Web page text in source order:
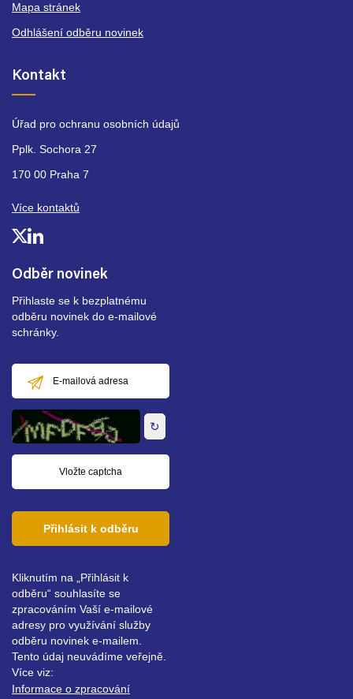
Odběr novinek
Přihlaste se k bezplatnému
odběru novinek do e-mailové
schránky.
mailová
adresa
↻
Přihlásit k odběru
Kliknutím na „Přihlásit k
odběru“ souhlasíte se
zpracováním Vaší e-mailové
adresy pro využívání služby
odběru novinek e-mailem.
Tento údaj neuvádíme veřejně.
Více viz:
Informace o zpracování
Mapa stránek
Odhlášení odběru novinek
Kontakt
Úřad pro ochranu osobních údajů
Pplk. Sochora 27
170 00 Praha 7
Více kontaktů